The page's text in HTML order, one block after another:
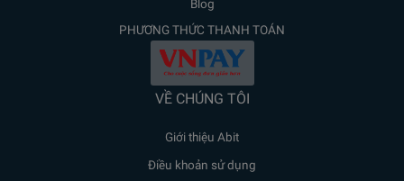
Blog
PHƯƠNG THỨC THANH TOÁN
VỀ CHÚNG TÔI
Giới thiệu Abit
Điều khoản sử dụng